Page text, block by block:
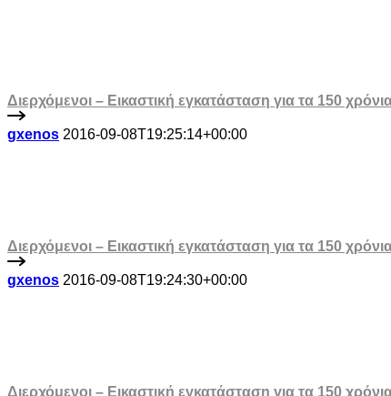
Διερχόμενοι – Εικαστική εγκατάσταση για τα 150
gxenos 2016-09-08T19:25:14+00:00
Διερχόμενοι – Εικαστική εγκατάσταση για τα 150
gxenos 2016-09-08T19:24:30+00:00
Διερχόμενοι – Εικαστική εγκατάσταση για τα 150